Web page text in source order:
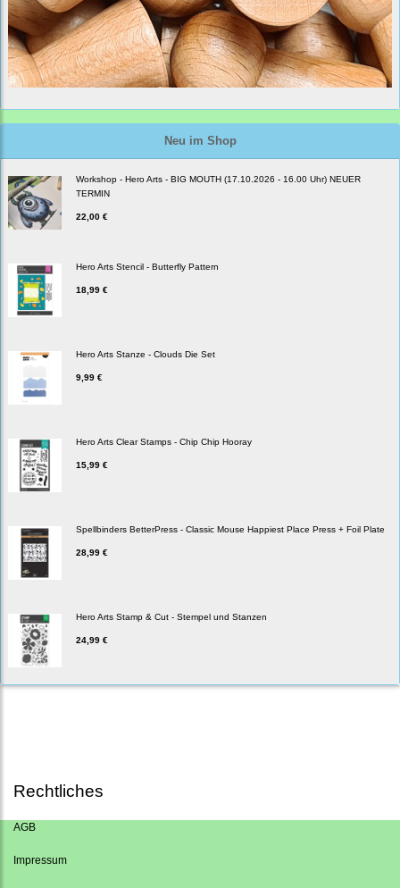
Neu im Shop
Workshop - Hero Arts - BIG MOUTH (17.10.2026 - 16.00 Uhr) NEUER
TERMIN
22,00 €
Hero Arts Stencil - Butterfly Pattern
18,99 €
Hero Arts Stanze - Clouds Die Set
9,99 €
Hero Arts Clear Stamps - Chip Chip Hooray
15,99 €
Spellbinders BetterPress - Classic Mouse Happiest Place Press + Foil Plate
28,99 €
Hero Arts Stamp & Cut - Stempel und Stanzen
24,99 €
Rechtliches
AGB
Impressum